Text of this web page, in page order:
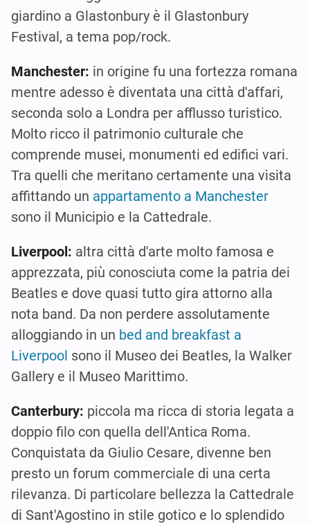
giardino a Glastonbury è il Glastonbury
Festival, a tema pop/rock.
Manchester: in origine fu una fortezza romana
mentre adesso è diventata una città d'affari,
seconda solo a Londra per afflusso turistico.
Molto ricco il patrimonio culturale che
comprende musei, monumenti ed edifici vari.
Tra quelli che meritano certamente una visita
affittando un appartamento a Manchester
sono il Municipio e la Cattedrale.
Liverpool: altra città d'arte molto famosa e
apprezzata, più conosciuta come la patria dei
Beatles e dove quasi tutto gira attorno alla
nota band. Da non perdere assolutamente
alloggiando in un bed and breakfast a
Liverpool sono il Museo dei Beatles, la Walker
Gallery e il Museo Marittimo.
Canterbury: piccola ma ricca di storia legata a
doppio filo con quella dell'Antica Roma.
Conquistata da Giulio Cesare, divenne ben
presto un forum commerciale di una certa
rilevanza. Di particolare bellezza la Cattedrale
di Sant'Agostino in stile gotico e lo splendido